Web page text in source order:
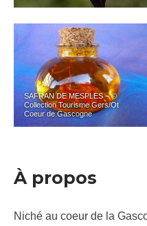
SAFRAN DE MESPLES – ©
Collection Tourisme Gers/Ot
Coeur de Gascogne
À propos
Niché au coeur de la